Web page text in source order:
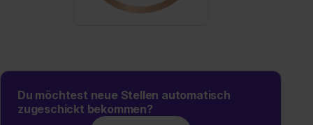
zeigen“. Weitere Informationen:
Du möchtest neue Stellen automatisch
zugeschickt bekommen?